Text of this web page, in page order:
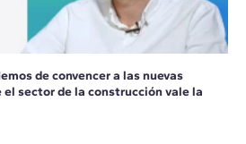
de convencer a las nuevas
el sector de la construcción vale la